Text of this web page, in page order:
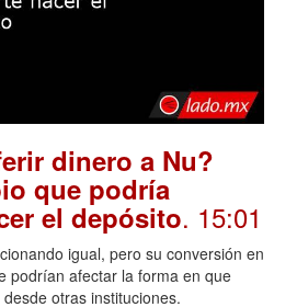
dinero a Nu?
que podría
el depósito. 15:01
igual, pero su conversión en
podrían afectar la forma en que
otras instituciones.